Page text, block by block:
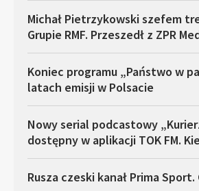
Michał Pietrzykowski szefem
Grupie RMF. Przeszedł z ZPR
Koniec programu „Państwo w
latach emisji w Polsacie
Nowy serial podcastowy
dostępny w aplikacji TOK FM.
Rusza czeski kanał Prima